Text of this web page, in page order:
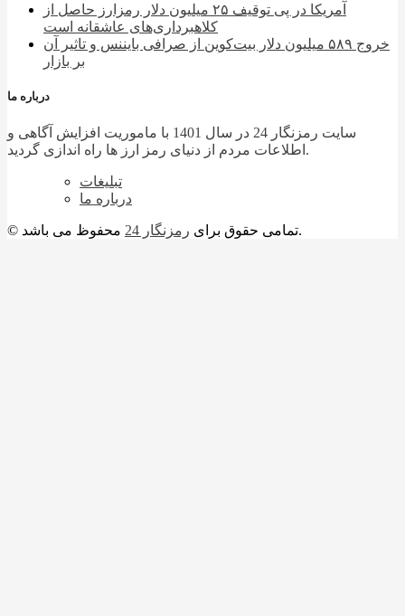
آمریکا در پی توقیف ۲۵ میلیون دلار رمزارز حاصل از
کلاهبرداری‌های عاشقانه است
خروج ۵۸۹ میلیون دلار بیت‌کوین از صرافی بایننس و تاثیر آن
بر بازار
درباره ما
سایت رمزنگار 24 در سال 1401 با ماموریت افزایش آگاهی و
اطلاعات مردم از دنیای رمز ارز ها راه اندازی گردید.
تبلیغات
درباره ما
© تمامی حقوق برای رمزنگار 24 محفوظ می باشد.